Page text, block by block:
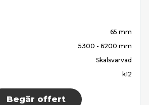
65 mm
5300 - 6200 mm
Skalsvarvad
k12
Begär offert